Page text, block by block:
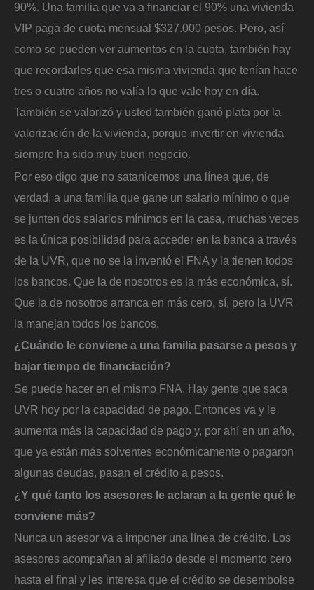
90%. Una familia que va a financiar el 90% una vivienda
VIP paga de cuota mensual $327.000 pesos. Pero, así
como se pueden ver aumentos en la cuota, también hay
que recordarles que esa misma vivienda que tenían hace
tres o cuatro años no valía lo que vale hoy en día.
También se valorizó y usted también ganó plata por la
valorización de la vivienda, porque invertir en vivienda
siempre ha sido muy buen negocio.
Por eso digo que no satanicemos una línea que, de
verdad, a una familia que gane un salario mínimo o que
se junten dos salarios mínimos en la casa, muchas veces
es la única posibilidad para acceder en la banca a través
de la UVR, que no se la inventó el FNA y la tienen todos
los bancos. Que la de nosotros es la más económica, sí.
Que la de nosotros arranca en más cero, sí, pero la UVR
la manejan todos los bancos.
¿Cuándo le conviene a una familia pasarse a pesos y
bajar tiempo de financiación?
Se puede hacer en el mismo FNA. Hay gente que saca
UVR hoy por la capacidad de pago. Entonces va y le
aumenta más la capacidad de pago y, por ahí en un año,
que ya están más solventes económicamente o pagaron
algunas deudas, pasan el crédito a pesos.
¿Y qué tanto los asesores le aclaran a la gente qué le
conviene más?
Nunca un asesor va a imponer una línea de crédito. Los
asesores acompañan al afiliado desde el momento cero
hasta el final y les interesa que el crédito se desembolse